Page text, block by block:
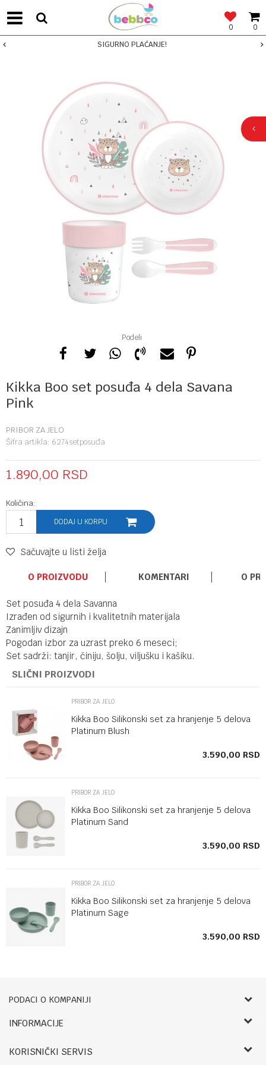
0
0
SIGURNO PLAĆANJE!
Podeli
Kikka Boo set posuđa 4 dela Savana
Pink
PRIBOR ZA JELO
Šifra artikla: 6274setposuđa
1.890,00 RSD
Količina:
DODAJ U KORPU
Sačuvajte u listi želja
O PROIZVODU KOMENTARI O
Set posuđa 4 dela Savanna
Izrađen od sigurnih i kvalitetnih materijala
Zanimljiv dizajn
Pogodan izbor za uzrast preko 6 meseci;
Set sadrži: tanjir, činiju, šolju, viljušku i kašiku.
SLIČNI PROIZVODI
PRIBOR ZA JELO
Kikka Boo Silikonski set za hranjenje 5 delova
Platinum Blush
3.590,00 RSD
PRIBOR ZA JELO
Kikka Boo Silikonski set za hranjenje 5 delova
Platinum Sand
3.590,00 RSD
PRIBOR ZA JELO
Kikka Boo Silikonski set za hranjenje 5 delova
Platinum Sage
3.590,00 RSD
PODACI O KOMPANIJI
Bebbco
RADNO VREME:
INFORMACIJE
Zaposlenje
KORISNIČKI SERVIS